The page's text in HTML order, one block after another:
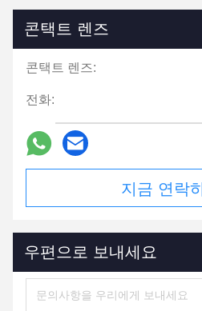
콘택트 렌즈
콘택트 렌즈:
전화:
지금 연락
우편으로 보내세요